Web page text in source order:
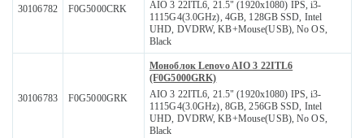
30106782 F0G5000CRK
AIO 3 22ITL6, 21.5" (1920x1080) IPS, i3-
1115G4(3.0GHz), 4GB, 128GB SSD, Intel
UHD, DVDRW, KB+Mouse(USB), No OS,
Black
30106783 F0G5000GRK
Моноблок Lenovo AIO 3 22ITL6
(F0G5000GRK)
AIO 3 22ITL6, 21.5" (1920x1080) IPS, i3-
1115G4(3.0GHz), 8GB, 256GB SSD, Intel
UHD, DVDRW, KB+Mouse(USB), No OS,
Black